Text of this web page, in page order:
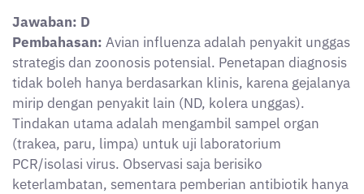
Jawaban: D
Pembahasan: Avian influenza adalah penyakit unggas
strategis dan zoonosis potensial. Penetapan diagnosis
tidak boleh hanya berdasarkan klinis, karena gejalanya
mirip dengan penyakit lain (ND, kolera unggas).
Tindakan utama adalah mengambil sampel organ
(trakea, paru, limpa) untuk uji laboratorium
PCR/isolasi virus. Observasi saja berisiko
keterlambatan, sementara pemberian antibiotik hanya